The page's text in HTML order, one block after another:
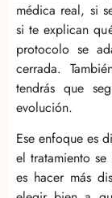
médica real, si
si te explican
protocolo se
cerrada.
tendrás que
evolución.
Ese enfoque es
el tratamiento
es hacer más